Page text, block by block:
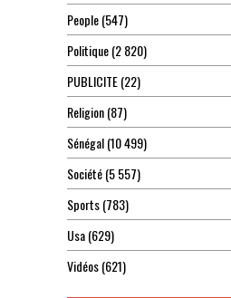
People(547)
Politique(2 820)
PUBLICITE(22)
Religion(87)
Sénégal(10 499)
Société(5 557)
Sports(783)
Usa(629)
Vidéos(621)